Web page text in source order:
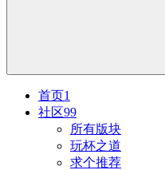
首页1
社区99
所有版块
玩杯之道
求个推荐